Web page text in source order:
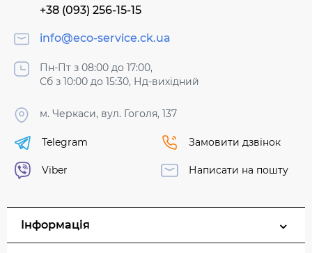
+38 (093) 256-15-15
info@eco-service.ck.ua
Пн-Пт з 08:00 до 17:00,
Сб з 10:00 до 15:30, Нд-вихідний
м. Черкаси, вул. Гоголя, 137
Telegram
Viber
Замовити дзвінок
Написати на пошту
Інформація